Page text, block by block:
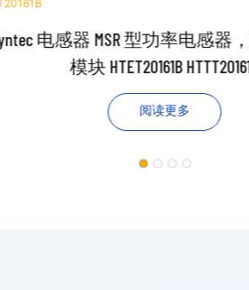
电感器 MSR 型功率电感器
模块 HTET20161B
阅读更多